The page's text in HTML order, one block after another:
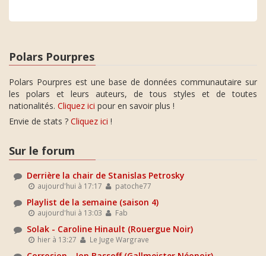
Polars Pourpres
Polars Pourpres est une base de données communautaire sur
les polars et leurs auteurs, de tous styles et de toutes
nationalités. Cliquez ici pour en savoir plus !
Envie de stats ? Cliquez ici !
Sur le forum
Derrière la chair de Stanislas Petrosky
aujourd'hui à 17:17 patoche77
Playlist de la semaine (saison 4)
aujourd'hui à 13:03 Fab
Solak - Caroline Hinault (Rouergue Noir)
hier à 13:27 Le Juge Wargrave